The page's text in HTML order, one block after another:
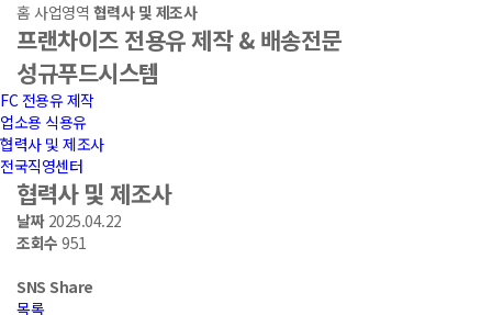
홈 사업영역 협력사 및 제조사
프랜차이즈 전용유 제작 & 배송전문
성규푸드시스템
FC 전용유 제작
업소용 식용유
협력사 및 제조사
전국직영센터
협력사 및 제조사
날짜2025.04.22
조회수 951
SNS Share
목록